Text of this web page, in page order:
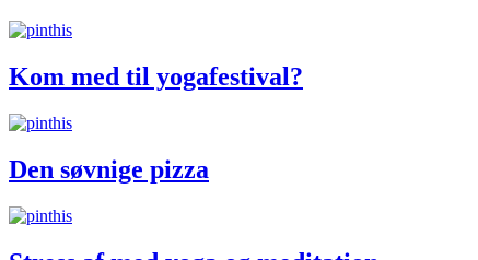
Kom med til yogafestival?
Den søvnige pizza